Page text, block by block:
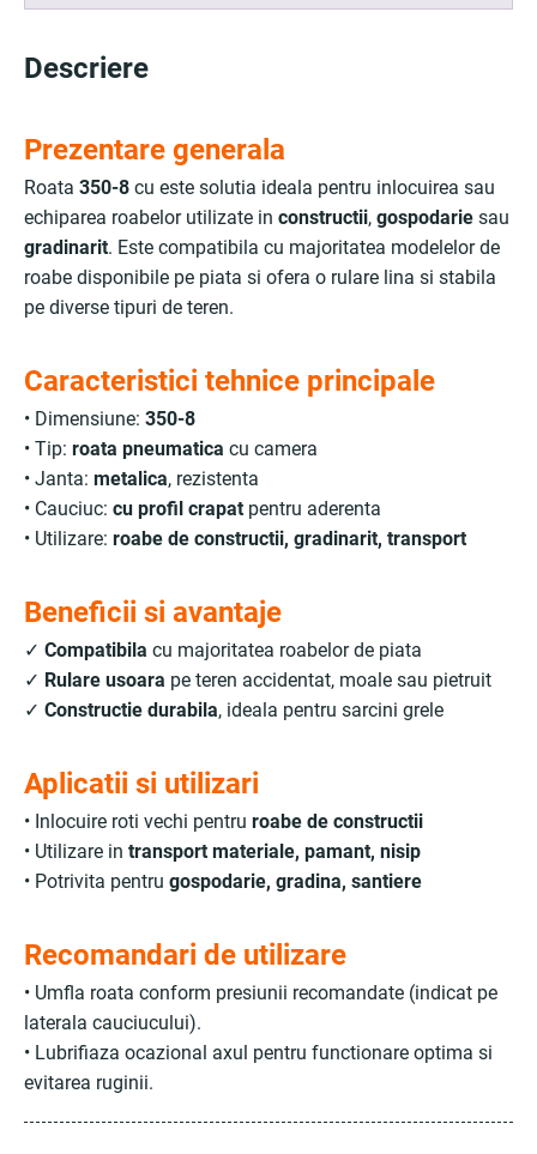
Descriere
Prezentare generala
Roata 350-8 cu este solutia ideala pentru inlocuirea sau
echiparea roabelor utilizate in constructii, gospodarie sau
gradinarit. Este compatibila cu majoritatea modelelor de
roabe disponibile pe piata si ofera o rulare lina si stabila
pe diverse tipuri de teren.
Caracteristici tehnice principale
• Dimensiune: 350-8
• Tip: roata pneumatica cu camera
• Janta: metalica, rezistenta
• Cauciuc: cu profil crapat pentru aderenta
• Utilizare: roabe de constructii, gradinarit, transport
Beneficii si avantaje
✓ Compatibila cu majoritatea roabelor de piata
✓ Rulare usoara pe teren accidentat, moale sau pietruit
✓ Constructie durabila, ideala pentru sarcini grele
Aplicatii si utilizari
• Inlocuire roti vechi pentru roabe de constructii
• Utilizare in transport materiale, pamant, nisip
• Potrivita pentru gospodarie, gradina, santiere
Recomandari de utilizare
• Umfla roata conform presiunii recomandate (indicat pe
laterala cauciucului).
• Lubrifiaza ocazional axul pentru functionare optima si
evitarea ruginii.